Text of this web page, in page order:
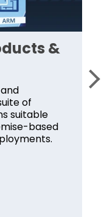
&
of
suitable
based